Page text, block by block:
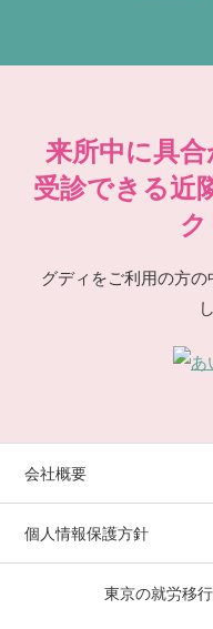
来所中に具
受診できる近
グディをご利用の方
会社概要
個人情報保護方針
東京の就労移